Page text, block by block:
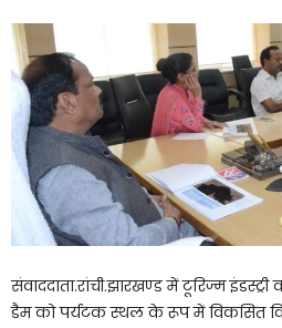
संवाददाता.रांची.झारखण्ड में टूरिज्म
डैम को पर्यटक स्थल के रूप में विकसित